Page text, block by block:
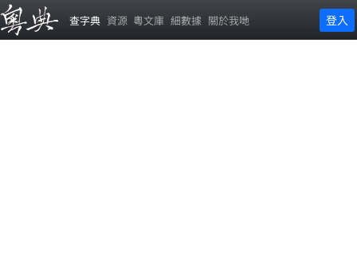
查字典 資源 粵文庫 細數據 關於我哋 登入